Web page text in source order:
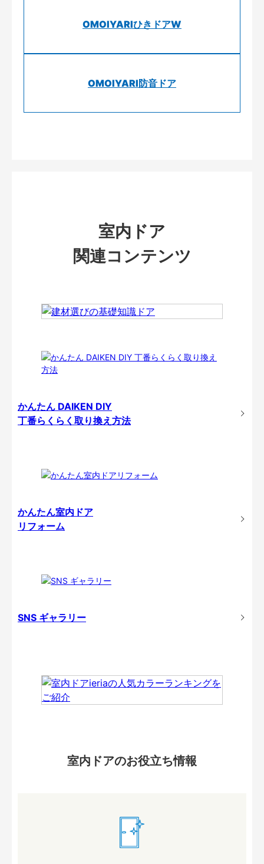
OMOIYARIひきドアW
OMOIYARI防音ドア
室内ドア
関連コンテンツ
かんたん DAIKEN DIY
丁番らくらく取り換え方法
かんたん室内ドア
リフォーム
SNS ギャラリー
室内ドアのお役立ち情報